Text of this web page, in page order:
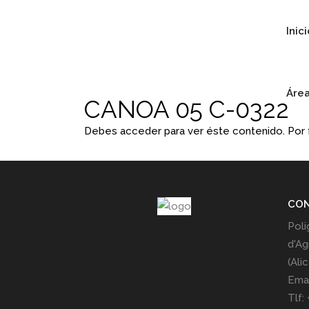
CANOA 05 C-0322
Debes acceder para ver éste contenido.
Tlf: